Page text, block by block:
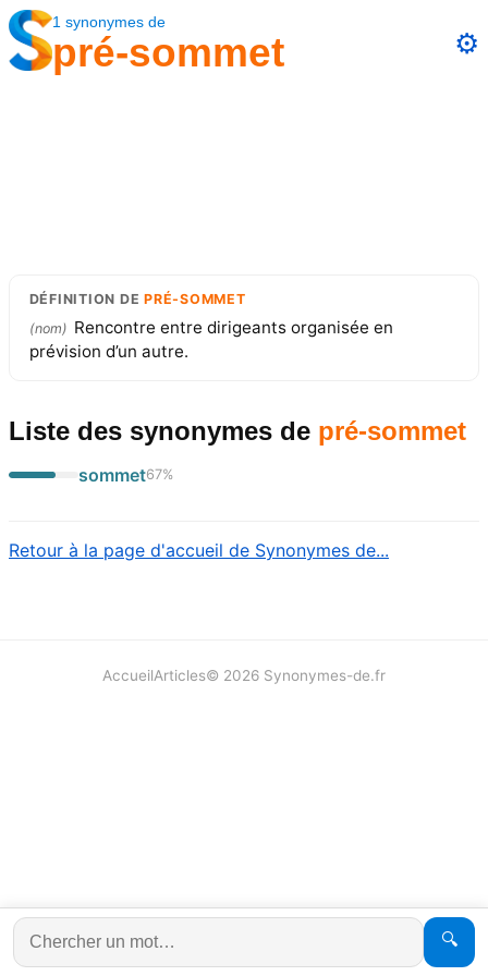
1 synonymes de
pré-sommet ⚙️
DÉFINITION DEPRÉ-SOMMET
(nom) Rencontre entre dirigeants organisée en
prévision d’un autre.
Liste des synonymes de pré-sommet
sommet67%
Retour à la page d'accueil de Synonymes de...
🔍
AccueilArticles© 2026 Synonymes-de.fr